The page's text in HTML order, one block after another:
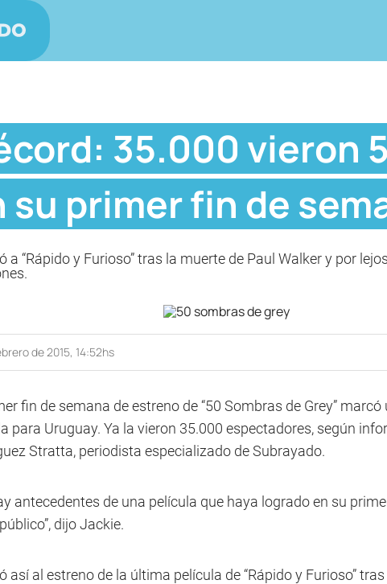
35.000 vieron
su primer fin de
a “Rápido y Furioso” tras la muerte de Paul Walker y por
de 2015, 14:52hs
fin de semana de estreno de “50 Sombras de Grey” marcó
para Uruguay. Ya la vieron 35.000 espectadores, según
Stratta, periodista especializado de Subrayado.
antecedentes de una película que haya logrado en su
dijo Jackie.
así al estreno de la última película de “Rápido y Furioso”